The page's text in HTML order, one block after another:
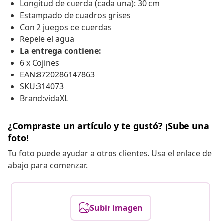
Longitud de cuerda (cada una): 30 cm
Estampado de cuadros grises
Con 2 juegos de cuerdas
Repele el agua
La entrega contiene:
6 x Cojines
EAN:8720286147863
SKU:314073
Brand:vidaXL
¿Compraste un artículo y te gustó? ¡Sube una
foto!
Tu foto puede ayudar a otros clientes. Usa el enlace de
abajo para comenzar.
Subir imagen